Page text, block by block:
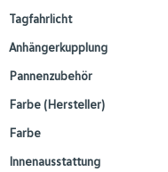
Tagfahrlicht
Anhängerkupplung
Pannenzubehör
Farbe (Hersteller)
Farbe
Innenausstattung